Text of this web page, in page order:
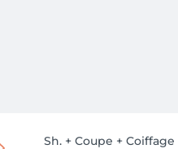
heureux de vous
Sh. + Coupe +